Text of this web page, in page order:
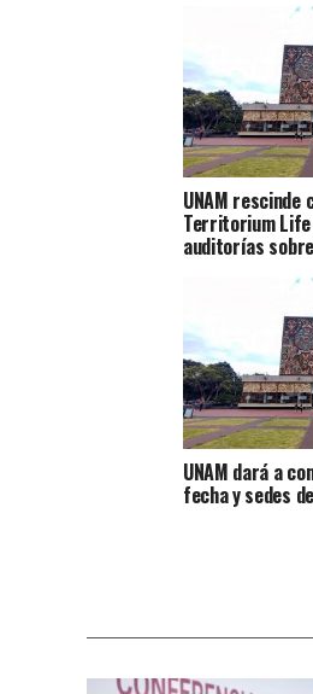
UNAM
Territorium Life
auditorías
UNAM dará a
fecha y sedes